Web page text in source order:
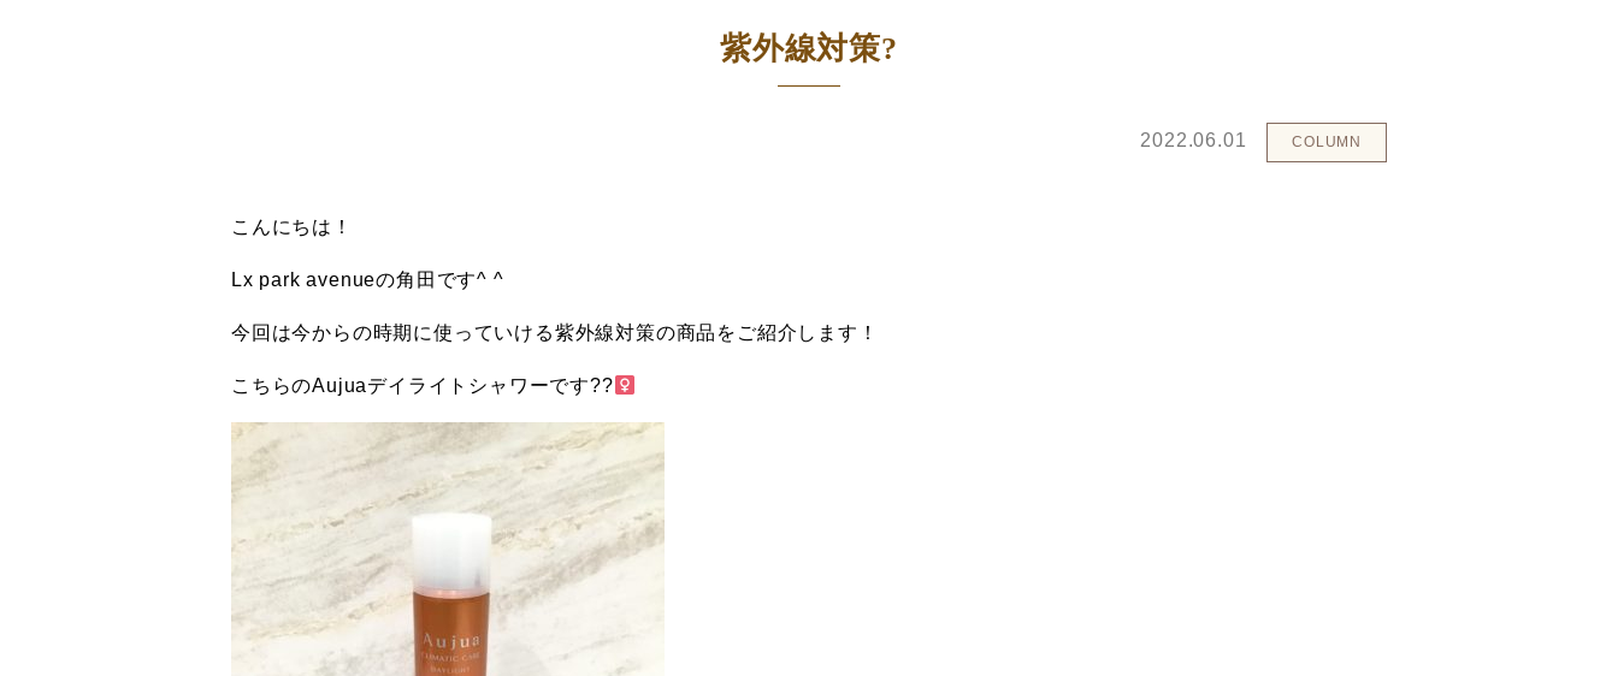
紫外線対策?
2022.06.01 COLUMN
こんにちは！
Lx park avenueの角田です^ ^
今回は今からの時期に使っていける紫外線対策の商品をご紹介します！
こちらのAujuaデイライトシャワーです??‍